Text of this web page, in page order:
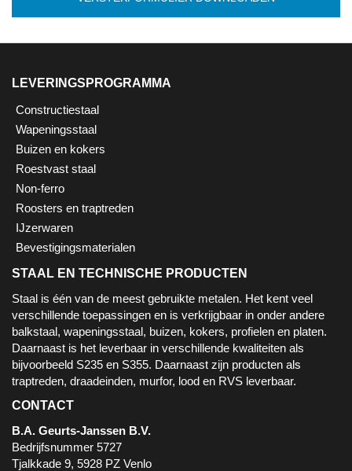
LEVERINGSPROGRAMMA
Constructiestaal
Wapeningsstaal
Buizen en kokers
Roestvast staal
Non-ferro
Roosters en traptreden
IJzerwaren
Bevestigingsmaterialen
STAAL EN TECHNISCHE PRODUCTEN
Staal is één van de meest gebruikte metalen. Het kent veel
verschillende toepassingen en is verkrijgbaar in onder andere
balkstaal, wapeningsstaal, buizen, kokers, profielen en platen.
Daarnaast is het leverbaar in verschillende kwaliteiten als
bijvoorbeeld S235 en S355. Daarnaast zijn producten als
traptreden, draadeinden, murfor, lood en RVS leverbaar.
CONTACT
B.A. Geurts-Janssen B.V.
Bedrijfsnummer 5727
Tjalkkade 9, 5928 PZ Venlo